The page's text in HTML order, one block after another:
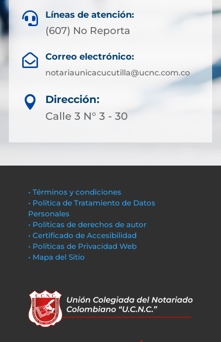
 Líneas de atención:
(607) No Reporta
 Correo electrónico:
notariaunicacucutilla@ucnc.com.co

Dirección:
Calle 3 N° 3 - 30
• Términos y condiciones
• Política de Tratamiento de Datos
Personales
• Políticas de derechos de autor
• Certificado de Accesibilidad
• Políticas de Privacidad Web
• Mapa del Sitio